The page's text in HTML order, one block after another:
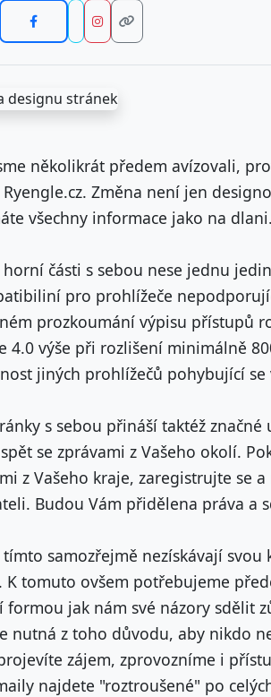
několikrát předem avízovali,
Změna není jen
všechny informace jako na dlani.
části s sebou nese jednu
pro prohlížeče
prozkoumání výpisu přístupů
4.0 výše při rozlišení minimálně
jiných prohlížečů pohybující
s sebou přináší taktéž
se zprávami z Vašeho okolí.
z Vašeho kraje, zaregistrujte se
Budou Vám přidělena práva a
tímto samozřejmě nezískávají
K tomuto ovšem potřebujeme
formou jak nám své názory sdělit
nutná z toho důvodu, aby nikdo
zájem, zprovozníme i
najdete "roztroušené" po